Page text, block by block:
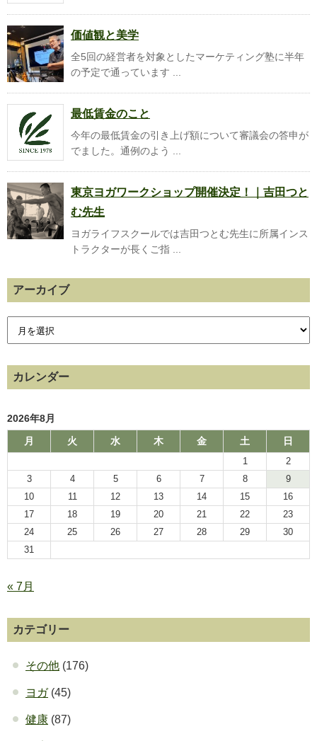
価値観と美学
全5回の経営者を対象としたマーケティング塾に半年
の予定で通っています ...
最低賃金のこと
今年の最低賃金の引き上げ額について審議会の答申が
でました。通例のよう ...
東京ヨガワークショップ開催決定！｜吉田つと
む先生
ヨガライフスクールでは吉田つとむ先生に所属インス
トラクターが長くご指 ...
アーカイブ
カレンダー
2026年8月
月
火 水 木 金 土 日
1
2
3
4 5 6 7 8
9
10
11 12 13 14 15
16
17
18 19 20 21 22
23
24
25 26 27 28 29
30
31
« 7月
カテゴリー
その他 (176)
ヨガ(45)
健康 (87)